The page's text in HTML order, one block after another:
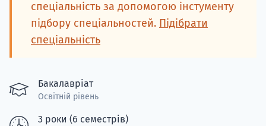
спеціальність за допомогою інстументу
підбору спеціальностей. Підібрати
спеціальність
Бакалавріат
Освітній рівень
3 роки (6 семестрів)